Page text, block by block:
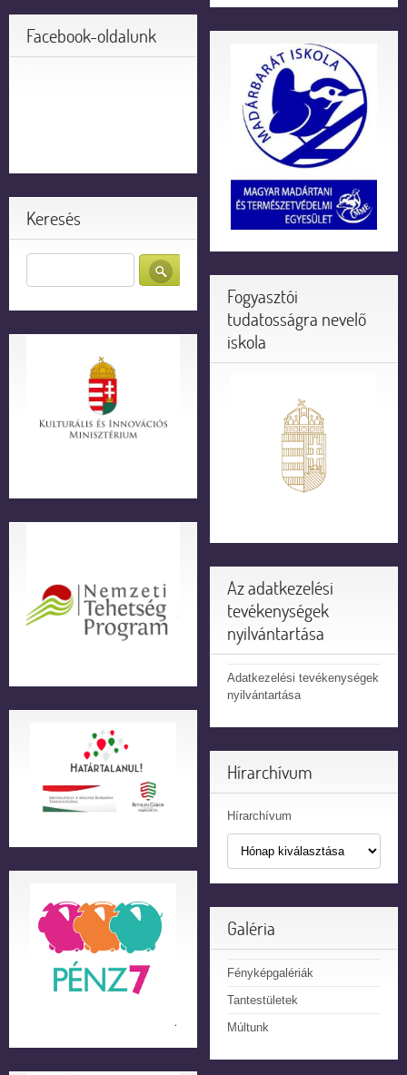
Facebook-oldalunk
Keresés
Fogyasztói
tudatosságra nevelő
iskola
Az adatkezelési
tevékenységek
nyilvántartása
Adatkezelési tevékenységek
nyilvántartása
Hírarchívum
Hírarchívum
Galéria
Fényképgalériák
Tantestületek
Múltunk